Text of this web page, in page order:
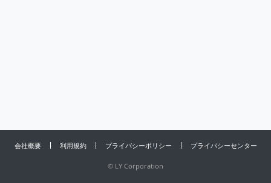
会社概要 利用規約 プライバシーポリシー プライバシーセンター
© LY Corporation